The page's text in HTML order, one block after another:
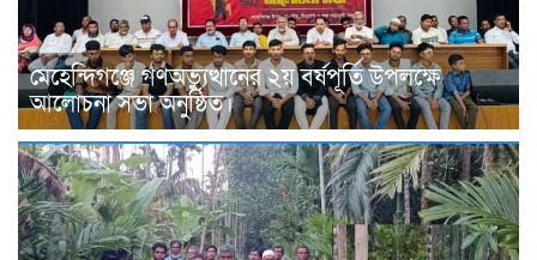
মেহেন্দিগঞ্জে গণঅভ্যুত্থানের ২য় বর্ষপূর্তি উপলক্ষে
আলোচনা সভা অনুষ্ঠিত।